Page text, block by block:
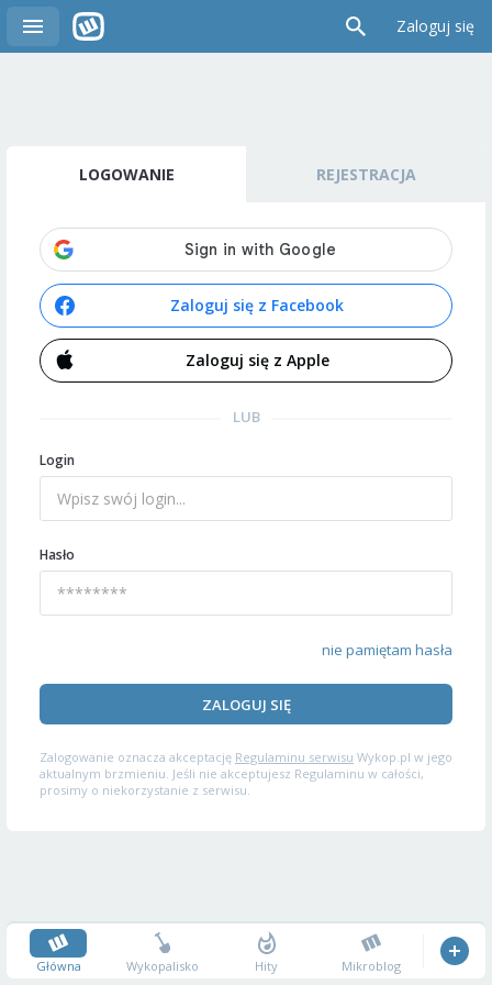
Zaloguj się
LOGOWANIE REJESTRACJA
Zaloguj się z Facebook
Zaloguj się z Apple
LUB
Login
Hasło
nie pamiętam hasła
ZALOGUJ SIĘ
Zalogowanie oznacza akceptację Regulaminu serwisu Wykop.pl w jego
aktualnym brzmieniu. Jeśli nie akceptujesz Regulaminu w całości,
prosimy o niekorzystanie z serwisu.
Główna Wykopalisko Hity Mikroblog